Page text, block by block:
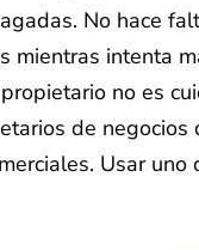
No hace
mientras intenta
no es
de
Usar